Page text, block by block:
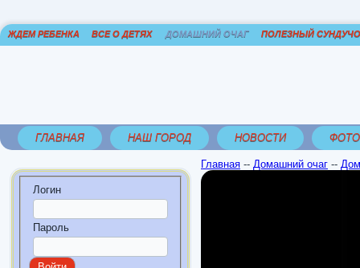
ЖДЕМ РЕБЕНКА ВСЕ О ДЕТЯХ ДОМАШНИЙ ОЧАГ ПОЛЕЗНЫЙ
ГЛАВНАЯ НАШ ГОРОД НОВОСТИ
Логин
Пароль
Главная -- Домашний очаг --